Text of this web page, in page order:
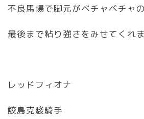
不良馬場で脚元がベチャベチャ
最後まで粘り強さをみせてくれ
レッドフィオナ
鮫島克駿騎手